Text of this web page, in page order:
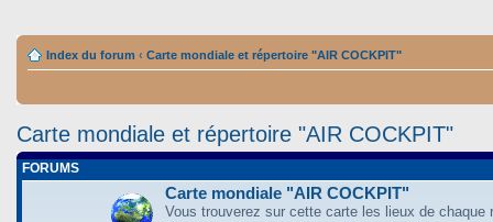
Index du forum ‹ Carte mondiale et répertoire "AIR COCKPIT"
Carte mondiale et répertoire "AIR COCKPIT"
FORUMS
Carte mondiale "AIR COCKPIT"
Vous trouverez sur cette carte les lieux de chaque